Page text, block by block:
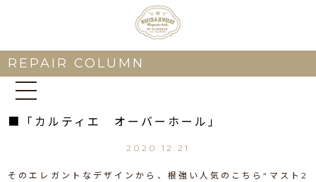
REPAIR COLUMN
■「カルティエ オーバーホール」
2020.12.21
そのエレガントなデザインから、根強い人気のこちら“マスト2